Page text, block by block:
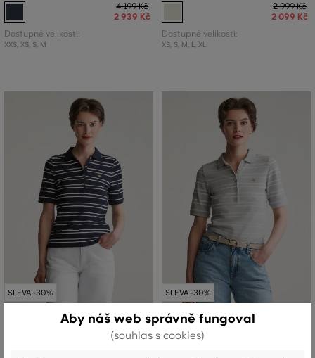
4 199 Kč
2 939 Kč
Dostupné velikosti:
XXS, XS, S, M
2 999 Kč
2 099 Kč
Dostupné velikosti:
XS, S, M, L, XL
SLEVA -30%
POLOKOŠILE GANT SLIM STRIPE
SLEVA -30%
POLOKOŠILE GANT SLIM STRIPE
SHIELD SS PIQUE POLO
Aby náš web správně fungoval
(souhlas s cookies)